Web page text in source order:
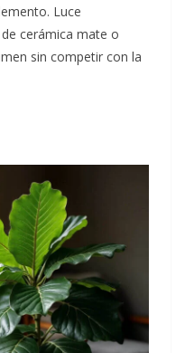
Luce
cerámica mate o
sin competir con la